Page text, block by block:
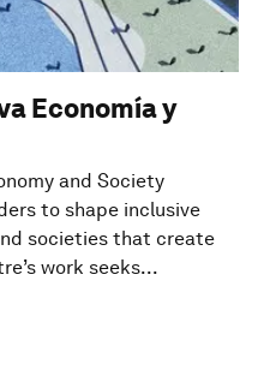
Economía y
and Society
to shape inclusive
societies that create
work seeks...